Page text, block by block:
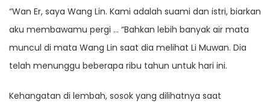
“Wan Er, saya Wang Lin. Kami adalah suami dan istri, biarkan
aku membawamu pergi … “Bahkan lebih banyak air mata
muncul di mata Wang Lin saat dia melihat Li Muwan. Dia
telah menunggu beberapa ribu tahun untuk hari ini.
Kehangatan di lembah, sosok yang dilihatnya saat